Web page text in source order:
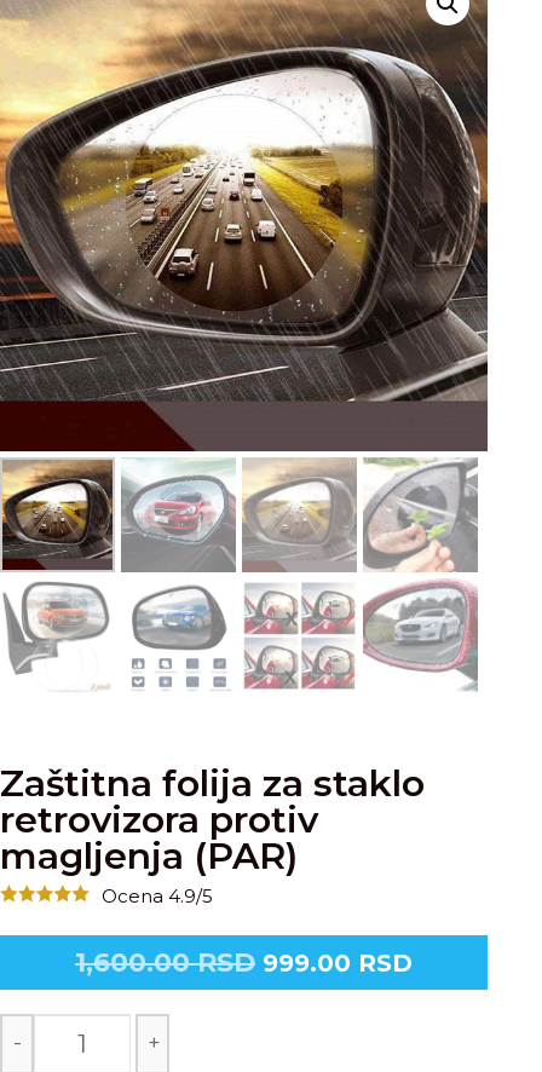
Zaštitna folija za staklo
retrovizora protiv
magljenja (PAR)
Ocena 4.9/5
1,600.00RSD 999.00 RSD
- +